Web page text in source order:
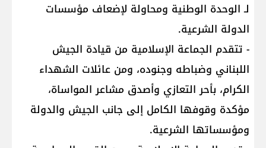
لـ الوحدة الوطنية ومحاولة لإضعاف مؤسسات
الدولة الشرعية.
- تتقدم الجماعة الإسلامية من قيادة الجيش
اللبناني وضباطه وجنوده، ومن عائلات الشهداء
الكرام، بأحر التعازي وأصدق مشاعر المواساة،
مؤكدة وقوفها الكامل إلى جانب الجيش والدولة
ومؤسساتها الشرعية.